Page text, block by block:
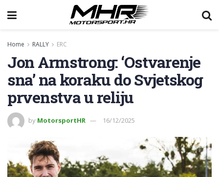
Home RALLY ERC
Jon Armstrong: ‘Ostvarenje
sna’ na koraku do Svjetskog
prvenstva u reliju
by MotorsportHR 16/12/2025